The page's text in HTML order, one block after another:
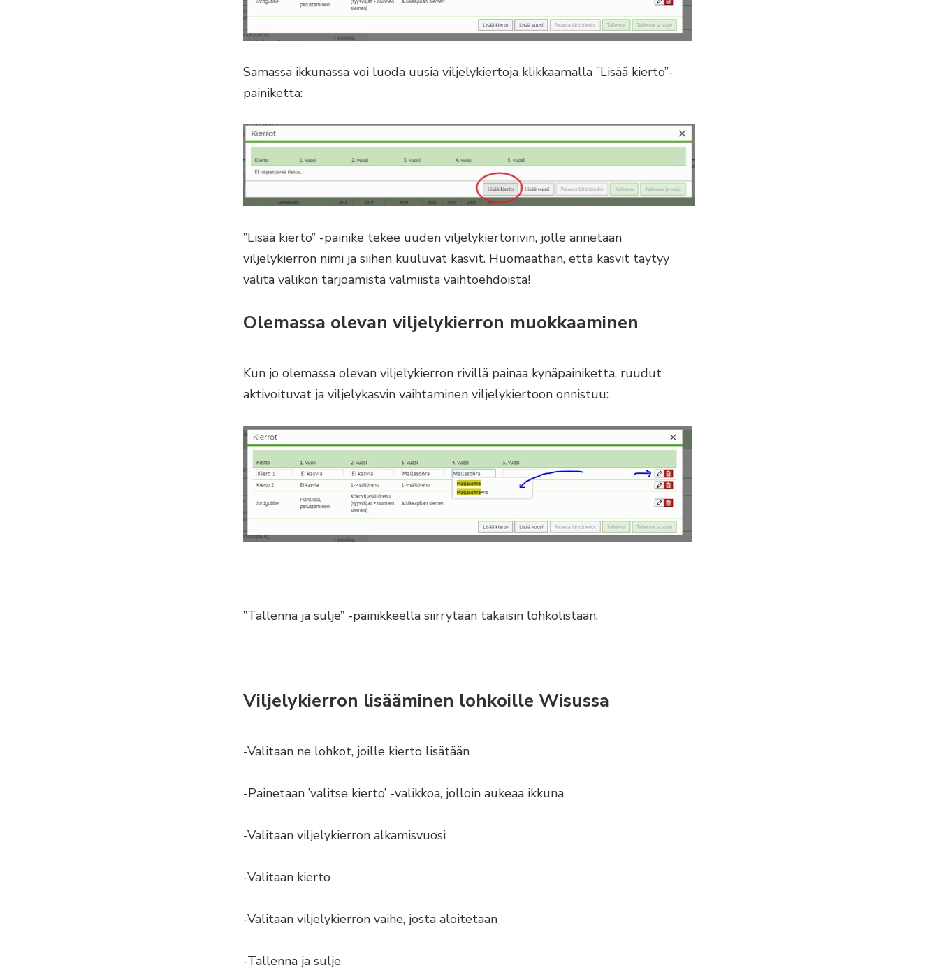
Samassa ikkunassa voi luoda uusia viljelykiertoja klikkaamalla ”Lisää kierto”-
painiketta:
”Lisää kierto” -painike tekee uuden viljelykiertorivin, jolle annetaan
viljelykierron nimi ja siihen kuuluvat kasvit. Huomaathan, että kasvit täytyy
valita valikon tarjoamista valmiista vaihtoehdoista!
Olemassa olevan viljelykierron muokkaaminen
Kun jo olemassa olevan viljelykierron rivillä painaa kynäpainiketta, ruudut
aktivoituvat ja viljelykasvin vaihtaminen viljelykiertoon onnistuu:
”Tallenna ja sulje” -painikkeella siirrytään takaisin lohkolistaan.
Viljelykierron lisääminen lohkoille Wisussa
-Valitaan ne lohkot, joille kierto lisätään
-Painetaan ’valitse kierto’ -valikkoa, jolloin aukeaa ikkuna
-Valitaan viljelykierron alkamisvuosi
-Valitaan kierto
-Valitaan viljelykierron vaihe, josta aloitetaan
-Tallenna ja sulje